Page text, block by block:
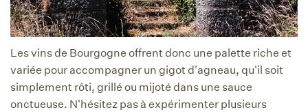
Les vins de Bourgogne offrent donc une palette riche et
variée pour accompagner un gigot d'agneau, qu'il soit
simplement rôti, grillé ou mijoté dans une sauce
onctueuse. N'hésitez pas à expérimenter plusieurs